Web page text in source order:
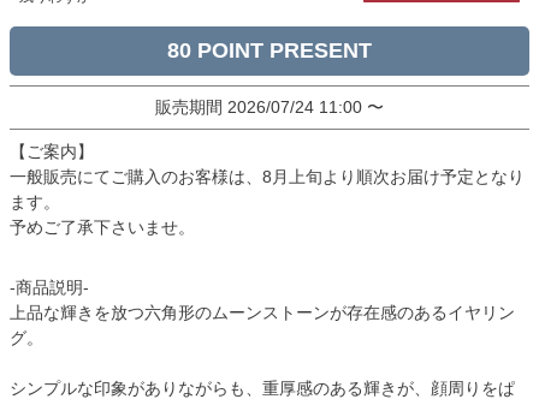
80
販売期間 2026/07/24 11:00 〜
【ご案内】
一般販売にてご購入のお客様は、8月上旬より順次お届け予定となり
ます。
予めご了承下さいませ。
-商品説明-
上品な輝きを放つ六角形のムーンストーンが存在感のあるイヤリン
グ。
シンプルな印象がありながらも、重厚感のある輝きが、顔周りをぱ